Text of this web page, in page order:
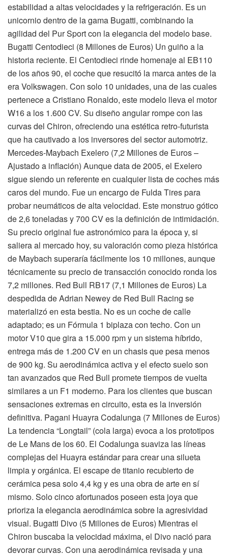
estabilidad a altas velocidades y la refrigeración. Es un
unicornio dentro de la gama Bugatti, combinando la
agilidad del Pur Sport con la elegancia del modelo base.
Bugatti Centodieci (8 Millones de Euros) Un guiño a la
historia reciente. El Centodieci rinde homenaje al EB110
de los años 90, el coche que resucitó la marca antes de la
era Volkswagen. Con solo 10 unidades, una de las cuales
pertenece a Cristiano Ronaldo, este modelo lleva el motor
W16 a los 1.600 CV. Su diseño angular rompe con las
curvas del Chiron, ofreciendo una estética retro-futurista
que ha cautivado a los inversores del sector automotriz.
Mercedes-Maybach Exelero (7,2 Millones de Euros –
Ajustado a inflación) Aunque data de 2005, el Exelero
sigue siendo un referente en cualquier lista de coches más
caros del mundo. Fue un encargo de Fulda Tires para
probar neumáticos de alta velocidad. Este monstruo gótico
de 2,6 toneladas y 700 CV es la definición de intimidación.
Su precio original fue astronómico para la época y, si
saliera al mercado hoy, su valoración como pieza histórica
de Maybach superaría fácilmente los 10 millones, aunque
técnicamente su precio de transacción conocido ronda los
7,2 millones. Red Bull RB17 (7,1 Millones de Euros) La
despedida de Adrian Newey de Red Bull Racing se
materializó en esta bestia. No es un coche de calle
adaptado; es un Fórmula 1 biplaza con techo. Con un
motor V10 que gira a 15.000 rpm y un sistema híbrido,
entrega más de 1.200 CV en un chasis que pesa menos
de 900 kg. Su aerodinámica activa y el efecto suelo son
tan avanzados que Red Bull promete tiempos de vuelta
similares a un F1 moderno. Para los clientes que buscan
sensaciones extremas en circuito, esta es la inversión
definitiva. Pagani Huayra Codalunga (7 Millones de Euros)
La tendencia “Longtail” (cola larga) evoca a los prototipos
de Le Mans de los 60. El Codalunga suaviza las líneas
complejas del Huayra estándar para crear una silueta
limpia y orgánica. El escape de titanio recubierto de
cerámica pesa solo 4,4 kg y es una obra de arte en sí
mismo. Solo cinco afortunados poseen esta joya que
prioriza la elegancia aerodinámica sobre la agresividad
visual. Bugatti Divo (5 Millones de Euros) Mientras el
Chiron buscaba la velocidad máxima, el Divo nació para
devorar curvas. Con una aerodinámica revisada y una